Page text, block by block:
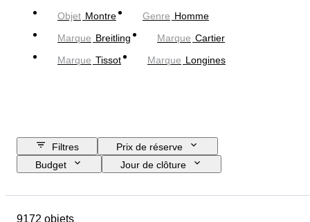
Objet Montre Genre Homme
Marque Breitling Marque Cartier
Marque Tissot Marque Longines
Filtres
Prix de réserve
Budget
Jour de clôture
Longueur du bracelet de montre
9172 objets